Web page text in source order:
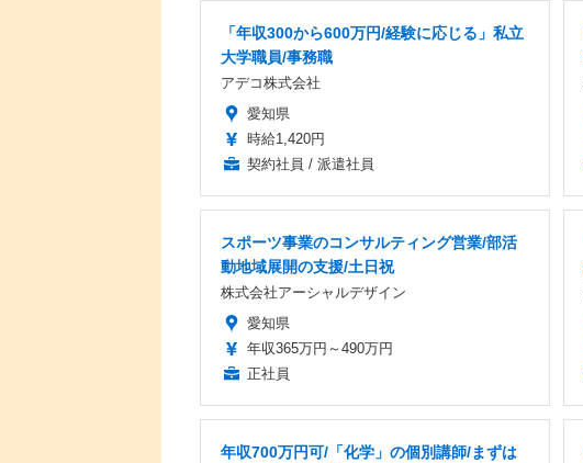
「年収300から600万円/経験に応じる」私立
大学職員/事務職
アデコ株式会社
愛知県
時給1,420円
契約社員 / 派遣社員
スポーツ事業のコンサルティング営業/部活
動地域展開の支援/土日祝
株式会社アーシャルデザイン
愛知県
年収365万円～490万円
正社員
年収700万円可/「化学」の個別講師/まずは